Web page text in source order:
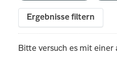
Ergebnisse filtern
Bitte versuch es mit einer